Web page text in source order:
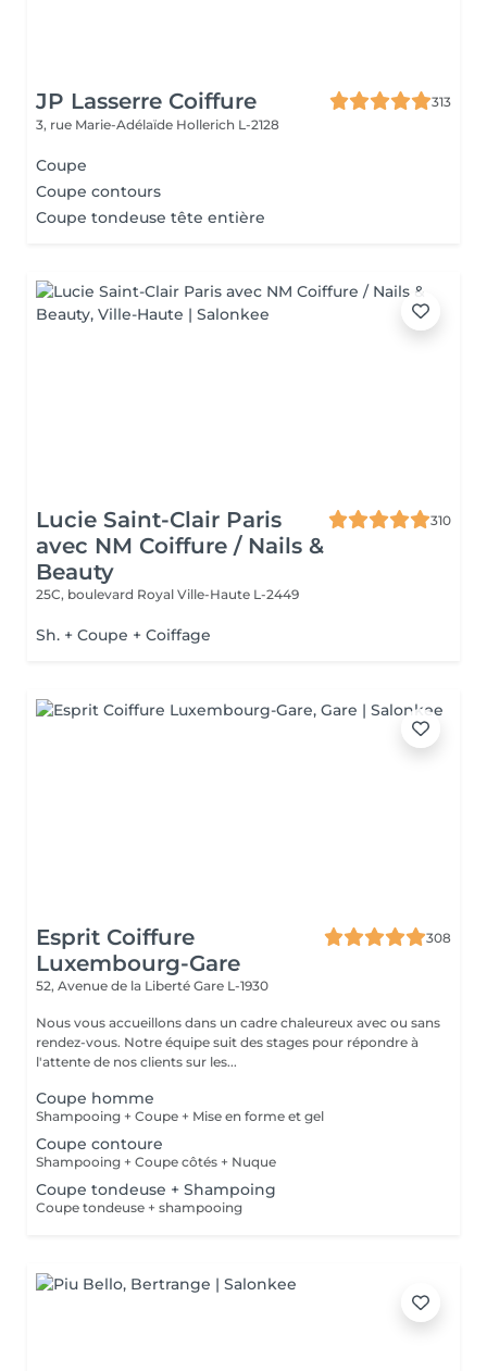
JP Lasserre Coiffure
313
3, rue Marie-Adélaïde Hollerich L-2128
Coupe
Coupe contours
Coupe tondeuse tête entière
Lucie Saint-Clair Paris
avec NM Coiffure / Nails &
Beauty
310
25C, boulevard Royal Ville-Haute L-2449
Sh. + Coupe + Coiffage
Esprit Coiffure
Luxembourg-Gare
308
52, Avenue de la Liberté Gare L-1930
Nous vous accueillons dans un cadre chaleureux avec ou sans
rendez-vous. Notre équipe suit des stages pour répondre à
l'attente de nos clients sur les...
Coupe homme
Shampooing + Coupe + Mise en forme et gel
Coupe contoure
Shampooing + Coupe côtés + Nuque
Coupe tondeuse + Shampoing
Coupe tondeuse + shampooing